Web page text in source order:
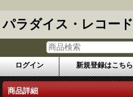
パラダイス・レコード
ログイン 新規登録はこちら
商品詳細